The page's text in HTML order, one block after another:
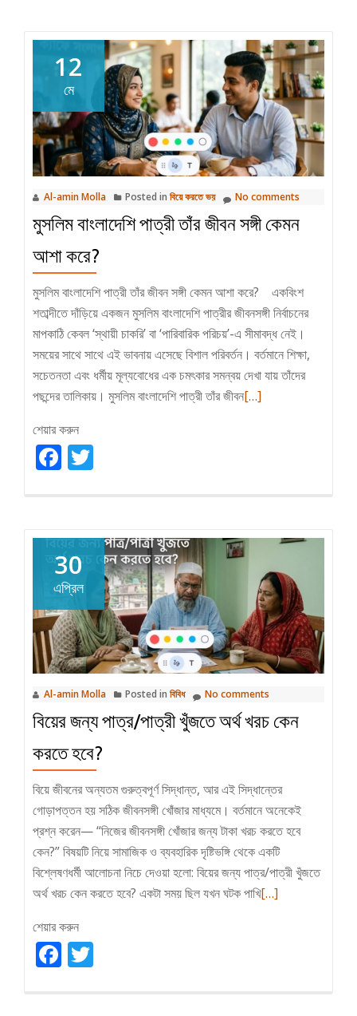
সত্যিই
ঝামেলা
রূপকথার
শুরু?
12
মে
Al-amin Molla Posted in বিয়ে করতে ভয় No comments
মুসলিম বাংলাদেশি পাত্রী তাঁর জীবন সঙ্গী কেমন
আশা করে?
মুসলিম বাংলাদেশি পাত্রী তাঁর জীবন সঙ্গী কেমন আশা করে? একবিংশ
শতাব্দীতে দাঁড়িয়ে একজন মুসলিম বাংলাদেশি পাত্রীর জীবনসঙ্গী নির্বাচনের
মাপকাঠি কেবল ‘স্থায়ী চাকরি’ বা ‘পারিবারিক পরিচয়’-এ সীমাবদ্ধ নেই।
সময়ের সাথে সাথে এই ভাবনায় এসেছে বিশাল পরিবর্তন। বর্তমানে শিক্ষা,
সচেতনতা এবং ধর্মীয় মূল্যবোধের এক চমৎকার সমন্বয় দেখা যায় তাঁদের
পছন্দের তালিকায়। মুসলিম বাংলাদেশি পাত্রী তাঁর জীবনRead
জীবন
সঙ্গী
কেমন
আশা
করে?
[…]
শেয়ার করুন
Facebook
30
এপ্রিল
Al-amin Molla Posted in বিবিধ No comments
বিয়ের জন্য পাত্র/পাত্রী খুঁজতে অর্থ খরচ কেন
করতে হবে?
বিয়ে জীবনের অন্যতম গুরুত্বপূর্ণ সিদ্ধান্ত, আর এই সিদ্ধান্তের
গোড়াপত্তন হয় সঠিক জীবনসঙ্গী খোঁজার মাধ্যমে। বর্তমানে অনেকেই
প্রশ্ন করেন— “নিজের জীবনসঙ্গী খোঁজার জন্য টাকা খরচ করতে হবে
কেন?” বিষয়টি নিয়ে সামাজিক ও ব্যবহারিক দৃষ্টিভঙ্গি থেকে একটি
বিশ্লেষণধর্মী আলোচনা নিচে দেওয়া হলো: বিয়ের জন্য পাত্র/পাত্রী খুঁজতে
অর্থ খরচ কেন করতে হবে? একটা সময় ছিল যখন ঘটক পাখিRead
[…]
শেয়ার করুন
Facebook